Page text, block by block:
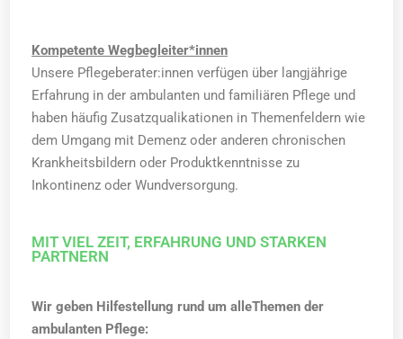
Kompetente Wegbegleiter*innen
Unsere Pflegeberater:innen verfügen über langjährige
Erfahrung in der ambulanten und familiären Pflege und
haben häufig Zusatzqualikationen in Themenfeldern wie
dem Umgang mit Demenz oder anderen chronischen
Krankheitsbildern oder Produktkenntnisse zu
Inkontinenz oder Wundversorgung.
MIT VIEL ZEIT, ERFAHRUNG UND STARKEN
PARTNERN
Wir geben Hilfestellung rund um alleThemen der
ambulanten Pflege: